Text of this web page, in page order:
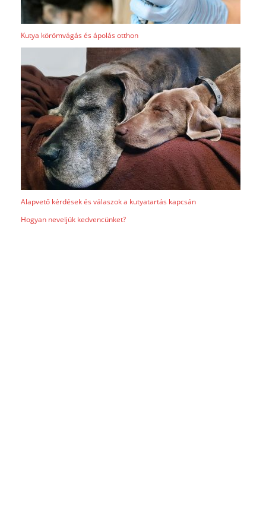
Kutya körömvágás és ápolás otthon
Alapvető kérdések és válaszok a kutyatartás kapcsán
Hogyan neveljük kedvencünket?